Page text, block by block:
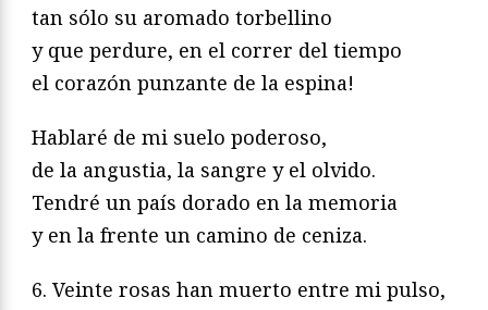
tan sólo su aromado torbellino
y que perdure, en el correr del tiempo
el corazón punzante de la espina!
Hablaré de mi suelo poderoso,
de la angustia, la sangre y el olvido.
Tendré un país dorado en la memoria
y en la frente un camino de ceniza.
6. Veinte rosas han muerto entre mi pulso,